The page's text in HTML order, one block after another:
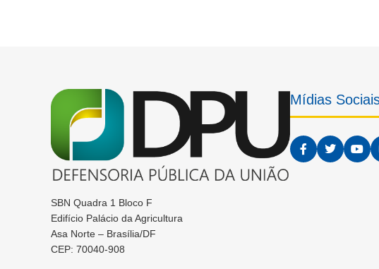
SBN Quadra 1 Bloco F
Edifício Palácio da Agricultura
Asa Norte – Brasília/DF
CEP: 70040-908
Mídias